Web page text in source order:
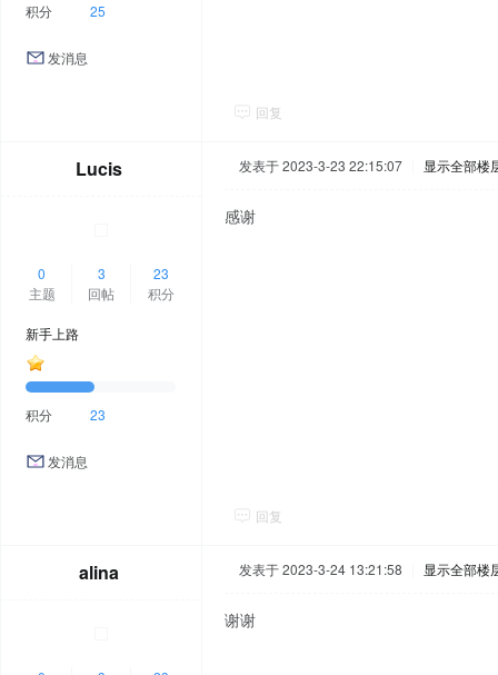
积分 25
发消息
回复
Lucis
0
主题
3
回帖
23
积分
新手上路
积分 23
发消息
发表于 2023-3-23 22:15:07 显示全部楼
感谢
回复
alina 发表于 2023-3-24 13:21:58 显示全部楼
谢谢